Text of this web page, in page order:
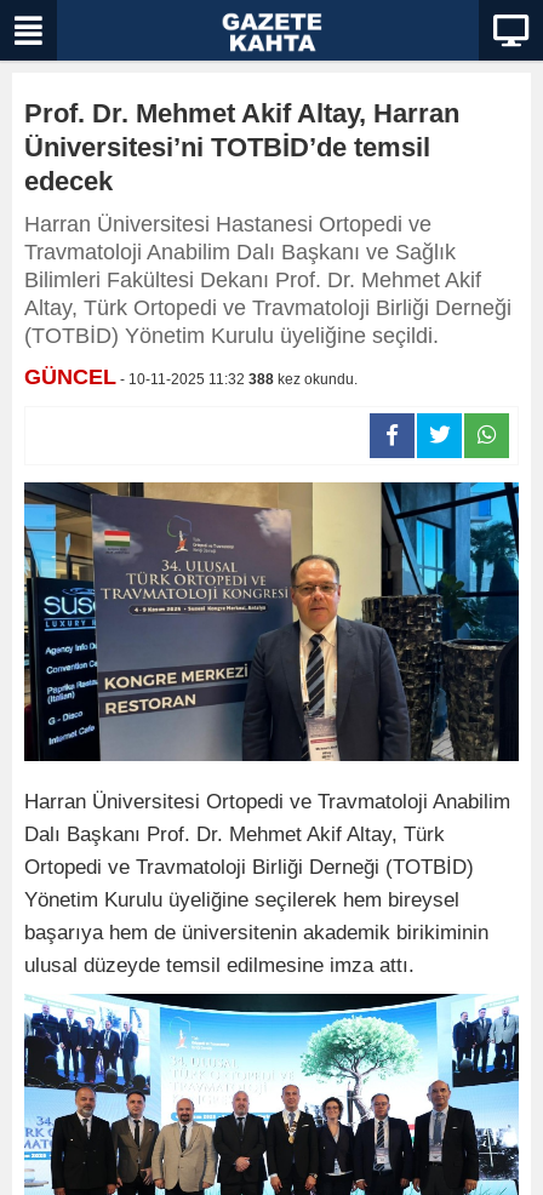
Prof. Dr. Mehmet Akif Altay, Harran
Üniversitesi’ni TOTBİD’de temsil
edecek
Harran Üniversitesi Hastanesi Ortopedi ve
Travmatoloji Anabilim Dalı Başkanı ve Sağlık
Bilimleri Fakültesi Dekanı Prof. Dr. Mehmet Akif
Altay, Türk Ortopedi ve Travmatoloji Birliği Derneği
(TOTBİD) Yönetim Kurulu üyeliğine seçildi.
GÜNCEL - 10-11-2025 11:32 388 kez okundu.
Harran Üniversitesi Ortopedi ve Travmatoloji Anabilim
Dalı Başkanı Prof. Dr. Mehmet Akif Altay, Türk
Ortopedi ve Travmatoloji Birliği Derneği (TOTBİD)
Yönetim Kurulu üyeliğine seçilerek hem bireysel
başarıya hem de üniversitenin akademik birikiminin
ulusal düzeyde temsil edilmesine imza attı.